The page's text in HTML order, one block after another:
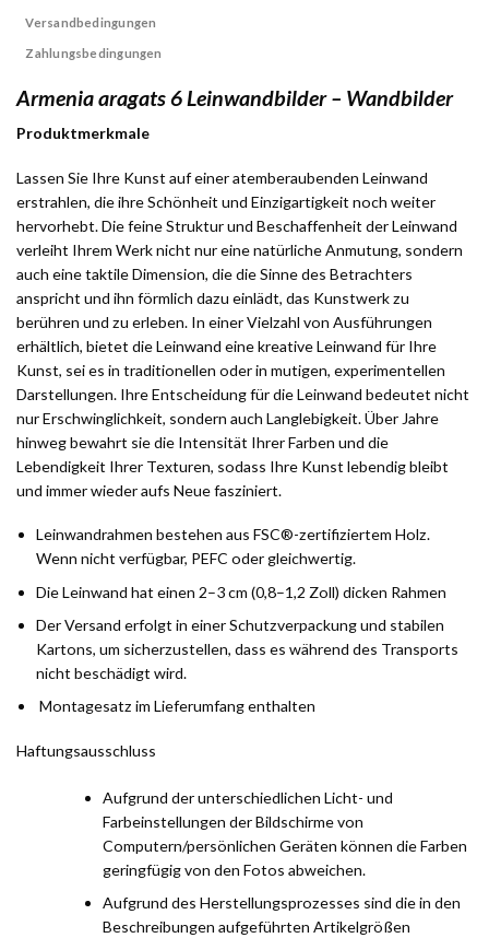
Versandbedingungen
Zahlungsbedingungen
Armenia aragats 6 Leinwandbilder – Wandbilder
Produktmerkmale
Lassen Sie Ihre Kunst auf einer atemberaubenden Leinwand
erstrahlen, die ihre Schönheit und Einzigartigkeit noch weiter
hervorhebt. Die feine Struktur und Beschaffenheit der Leinwand
verleiht Ihrem Werk nicht nur eine natürliche Anmutung, sondern
auch eine taktile Dimension, die die Sinne des Betrachters
anspricht und ihn förmlich dazu einlädt, das Kunstwerk zu
berühren und zu erleben. In einer Vielzahl von Ausführungen
erhältlich, bietet die Leinwand eine kreative Leinwand für Ihre
Kunst, sei es in traditionellen oder in mutigen, experimentellen
Darstellungen. Ihre Entscheidung für die Leinwand bedeutet nicht
nur Erschwinglichkeit, sondern auch Langlebigkeit. Über Jahre
hinweg bewahrt sie die Intensität Ihrer Farben und die
Lebendigkeit Ihrer Texturen, sodass Ihre Kunst lebendig bleibt
und immer wieder aufs Neue fasziniert.
Leinwandrahmen bestehen aus FSC®-zertifiziertem Holz.
Wenn nicht verfügbar, PEFC oder gleichwertig.
Die Leinwand hat einen 2–3 cm (0,8–1,2 Zoll) dicken Rahmen
Der Versand erfolgt in einer Schutzverpackung und stabilen
Kartons, um sicherzustellen, dass es während des Transports
nicht beschädigt wird.
Montagesatz im Lieferumfang enthalten
Haftungsausschluss
Aufgrund der unterschiedlichen Licht- und
Farbeinstellungen der Bildschirme von
Computern/persönlichen Geräten können die Farben
geringfügig von den Fotos abweichen.
Aufgrund des Herstellungsprozesses sind die in den
Beschreibungen aufgeführten Artikelgrößen